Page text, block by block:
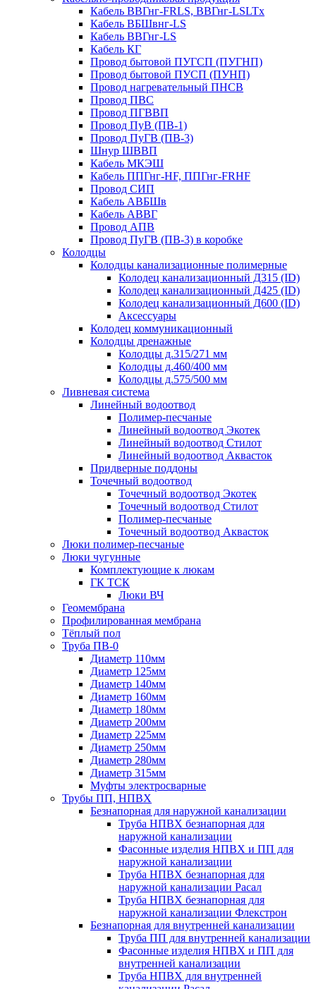
Кабель ВВГнг-FRLS, ВВГнг-LSLTx
Кабель ВБШвнг-LS
Кабель ВВГнг-LS
Кабель КГ
Провод бытовой ПУГСП (ПУГНП)
Провод бытовой ПУСП (ПУНП)
Провод нагревательный ПНСВ
Провод ПВС
Провод ПГВВП
Провод ПуВ (ПВ-1)
Провод ПуГВ (ПВ-3)
Шнур ШВВП
Кабель МКЭШ
Кабель ППГнг-HF, ППГнг-FRHF
Провод СИП
Кабель АВБШв
Кабель АВВГ
Провод АПВ
Провод ПуГВ (ПВ-3) в коробке
Колодцы
Колодцы канализационные полимерные
Колодец канализационный Д315 (ID)
Колодец канализационный Д425 (ID)
Колодец канализационный Д600 (ID)
Аксессуары
Колодец коммуникационный
Колодцы дренажные
Колодцы д.315/271 мм
Колодцы д.460/400 мм
Колодцы д.575/500 мм
Ливневая система
Линейный водоотвод
Полимер-песчаные
Линейный водоотвод Экотек
Линейный водоотвод Стилот
Линейный водоотвод Аквасток
Придверные поддоны
Точечный водоотвод
Точечный водоотвод Экотек
Точечный водоотвод Стилот
Полимер-песчаные
Точечный водоотвод Аквасток
Люки полимер-песчаные
Люки чугунные
Комплектующие к люкам
ГК ТСК
Люки ВЧ
Геомембрана
Профилированная мембрана
Тёплый пол
Труба ПВ-0
Диаметр 110мм
Диаметр 125мм
Диаметр 140мм
Диаметр 160мм
Диаметр 180мм
Диаметр 200мм
Диаметр 225мм
Диаметр 250мм
Диаметр 280мм
Диаметр 315мм
Муфты электросварные
Трубы ПП, НПВХ
Безнапорная для наружной канализации
Труба НПВХ безнапорная для
наружной канализации
Фасонные изделия НПВХ и ПП для
наружной канализации
Труба НПВХ безнапорная для
наружной канализации Расал
Труба НПВХ безнапорная для
наружной канализации Флекстрон
Безнапорная для внутренней канализации
Труба ПП для внутренней канализации
Фасонные изделия НПВХ и ПП для
внутренней канализации
Труба НПВХ для внутренней